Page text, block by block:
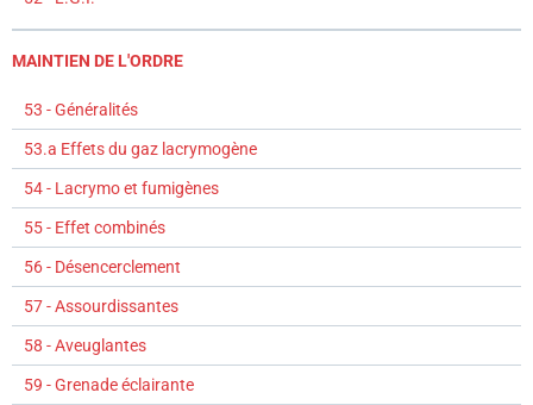
MAINTIEN DE L'ORDRE
53 - Généralités
53.a Effets du gaz lacrymogène
54 - Lacrymo et fumigènes
55 - Effet combinés
56 - Désencerclement
57 - Assourdissantes
58 - Aveuglantes
59 - Grenade éclairante